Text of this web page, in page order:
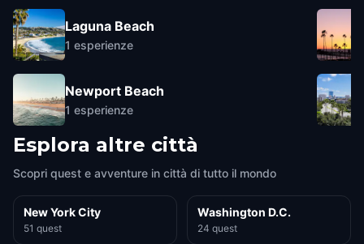
Laguna Beach
1 esperienze
Newport Beach
1 esperienze
Esplora altre città
Scopri quest e avventure in città di tutto il mondo
New York City
51 quest
Washington D.C.
24 quest